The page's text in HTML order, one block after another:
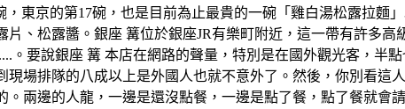
東京的第17碗，也是目前為止最貴的一碗「雞白湯松露拉麵
、松露醬。銀座 篝位於銀座JR有樂町附近，這一帶有許多
。要說銀座 篝 本店在網路的聲量，特別是在國外觀光客，半
場排隊的八成以上是外國人也就不意外了。然後，你別看這
兩邊的人龍，一邊是還沒點餐，一邊是點了餐，點了餐就會